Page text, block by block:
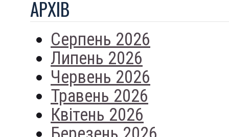
АРХIВ
Серпень 2026
Липень 2026
Червень 2026
Травень 2026
Квітень 2026